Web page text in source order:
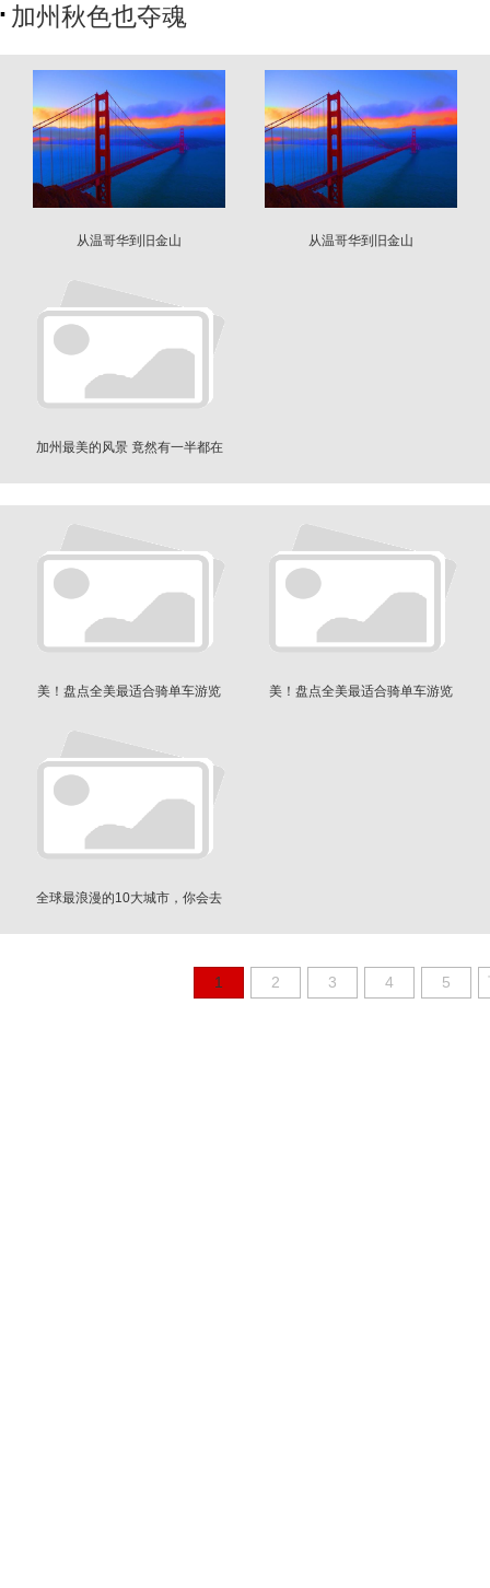
加州秋色也夺魂
从温哥华到旧金山 从温哥华到旧金山
加州最美的风景 竟然有一半都在
美！盘点全美最适合骑单车游览
美！盘点全美最适合骑单车游览
全球最浪漫的10大城市，你会去
1 2 3 4 5